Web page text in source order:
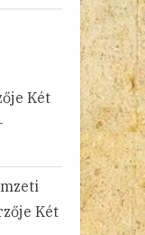
Két
Két